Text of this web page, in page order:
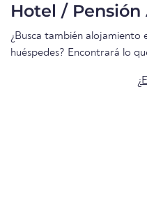
Hotel / Pensión
¿Busca también alojamiento
huéspedes? Encontrará lo